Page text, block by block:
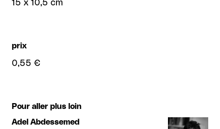
15 x 10,5 cm
prix
0,55 €
Pour aller plus loin
Adel Abdessemed